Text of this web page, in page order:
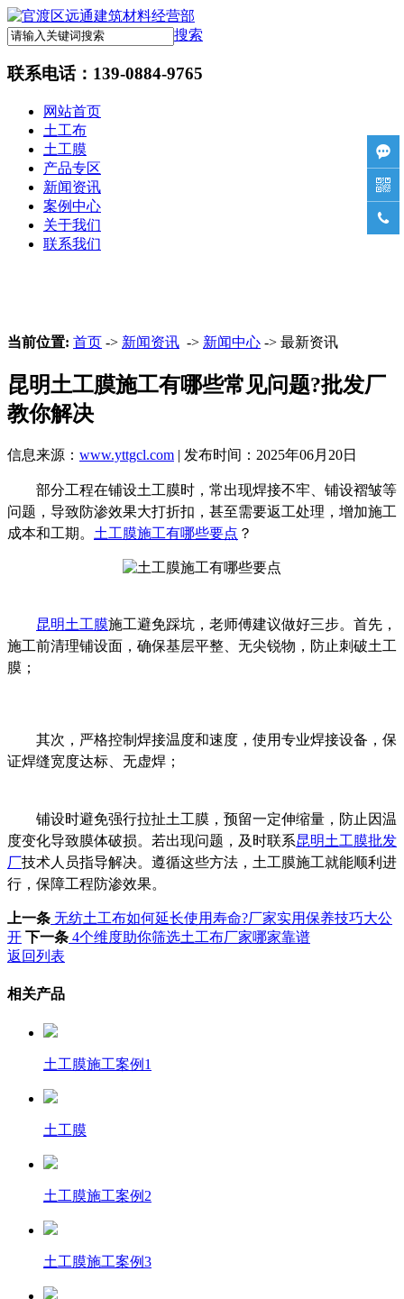
搜索
联系电话： 139-0884-9765
网站首页
土工布
土工膜
产品专区
新闻资讯
案例中心
关于我们
联系我们
当前位置: 首页 -> 新闻资讯 -> 新闻中心 -> 最新资讯
昆明土工膜施工有哪些常见问题?批发厂
教你解决
信息来源： www.yttgcl.com | 发布时间：2025年06月20日
部分工程在铺设土工膜时，常出现焊接不牢、铺设褶皱等
问题，导致防渗效果大打折扣，甚至需要返工处理，增加施工
成本和工期。 土工膜施工有哪些要点 ？
昆明土工膜施工避免踩坑，老师傅建议做好三步。首先，
施工前清理铺设面，确保基层平整、无尖锐物，防止刺破土工
膜；
其次，严格控制焊接温度和速度，使用专业焊接设备，保
证焊缝宽度达标、无虚焊；
铺设时避免强行拉扯土工膜，预留一定伸缩量，防止因温
度变化导致膜体破损。若出现问题，及时联系昆明土工膜批发
厂技术人员指导解决。遵循这些方法，土工膜施工就能顺利进
行，保障工程防渗效果。
上一条 无纺土工布如何延长使用寿命?厂家实用保养技巧大公
开 下一条 4个维度助你筛选土工布厂家哪家靠谱
返回列表
相关产品
土工膜施工案例1
土工膜
土工膜施工案例2
土工膜施工案例3


